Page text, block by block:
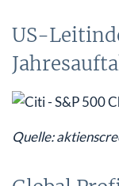
US-
Quelle: